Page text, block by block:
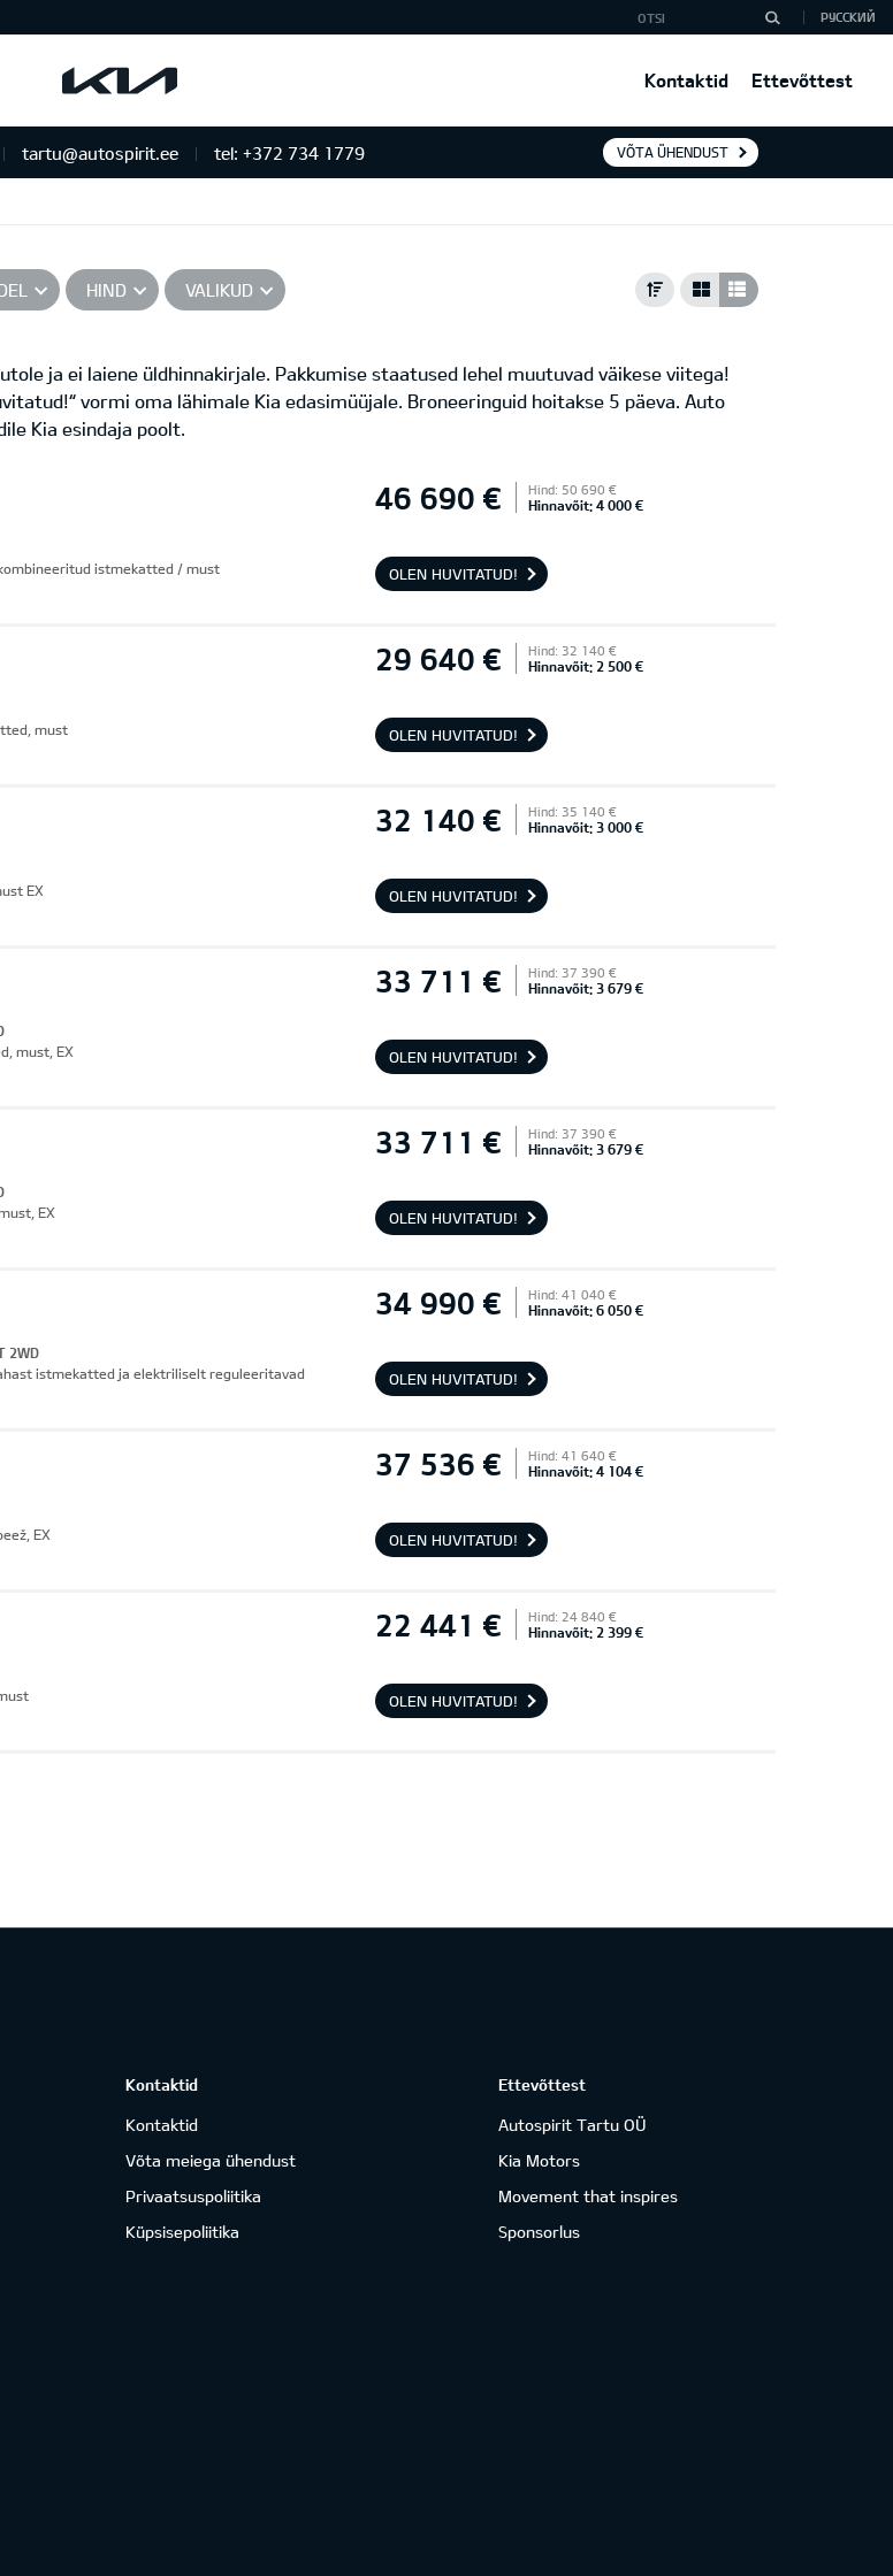
Kontaktid Ettevõttest
РУССКИЙ
tartu@autospirit.ee tel: +372 734 1779 VÕTA ÜHENDUST
HIND VALIKUD
ja ei laiene üldhinnakirjale. Pakkumise staatused lehel muutuvad väikese viitega!
vormi oma lähimale Kia edasimüüjale. Broneeringuid hoitakse 5 päeva. Auto
Kia esindaja poolt.
46 690 € Hind: 50 690 €
Hinnavõit: 4 000 €
istmekatted / must
OLEN HUVITATUD!
29 640 € Hind: 32 140 €
Hinnavõit: 2 500 €
must
OLEN HUVITATUD!
32 140 € Hind: 35 140 €
Hinnavõit: 3 000 €
EX
OLEN HUVITATUD!
33 711 € Hind: 37 390 €
Hinnavõit: 3 679 €
must, EX
OLEN HUVITATUD!
33 711 € Hind: 37 390 €
Hinnavõit: 3 679 €
EX
OLEN HUVITATUD!
34 990 € Hind: 41 040 €
Hinnavõit: 6 050 €
2WD
istmekatted ja elektriliselt reguleeritavad
OLEN HUVITATUD!
37 536 € Hind: 41 640 €
Hinnavõit: 4 104 €
EX
OLEN HUVITATUD!
22 441 € Hind: 24 840 €
Hinnavõit: 2 399 €
OLEN HUVITATUD!
Kontaktid
Kontaktid
Võta meiega ühendust
Privaatsuspoliitika
Küpsisepoliitika
Ettevõttest
Autospirit Tartu OÜ
Kia Motors
Movement that inspires
Sponsorlus